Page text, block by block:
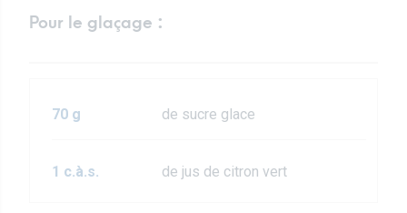
Pour le glaçage :
70 g de sucre glace
1 c.à.s. de jus de citron vert